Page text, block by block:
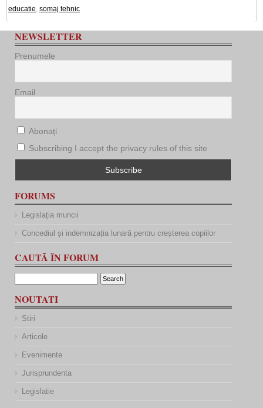
educatie, șomaj tehnic
NEWSLETTER
Prenumele
Email
Abonați
Subscribing I accept the privacy rules of this site
FORUMS
Legislația muncii
Concediul și indemnizația lunară pentru creșterea copiilor
CAUTĂ ÎN FORUM
NOUTATI
Stiri
Articole
Evenimente
Jurisprundenta
Legislatie